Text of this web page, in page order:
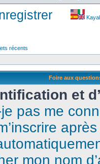
récents
Foire aux
et
pas me
mon nom